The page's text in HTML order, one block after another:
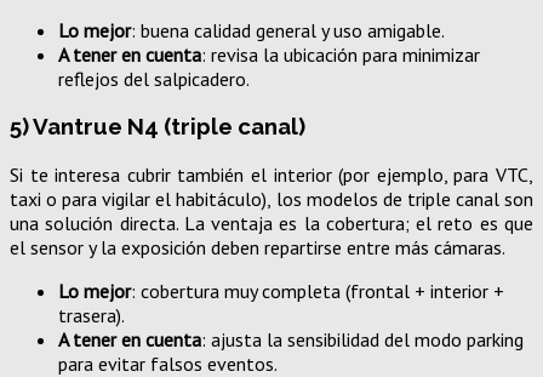
Lo mejor: buena calidad general y uso amigable.
A tener en cuenta: revisa la ubicación para minimizar
reflejos del salpicadero.
5) Vantrue N4 (triple canal)
Si te interesa cubrir también el interior (por ejemplo, para VTC,
taxi o para vigilar el habitáculo), los modelos de triple canal son
una solución directa. La ventaja es la cobertura; el reto es que
el sensor y la exposición deben repartirse entre más cámaras.
Lo mejor: cobertura muy completa (frontal + interior +
trasera).
A tener en cuenta: ajusta la sensibilidad del modo parking
para evitar falsos eventos.